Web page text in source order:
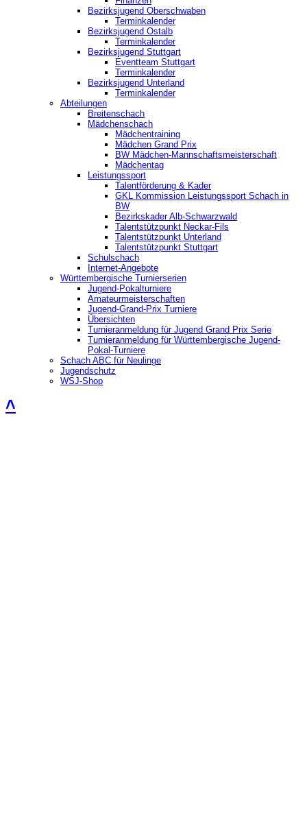
Bezirksjugend Oberschwaben
Terminkalender
Bezirksjugend Ostalb
Terminkalender
Bezirksjugend Stuttgart
‎Eventteam Stuttgart
Terminkalender
Bezirksjugend Unterland
Terminkalender
Abteilungen
Breitenschach
Mädchenschach
Mädchentraining
Mädchen Grand Prix
BW Mädchen-Mannschaftsmeisterschaft
Mädchentag
Leistungssport
Talentförderung & Kader
GKL Kommission Leistungssport Schach in
BW
Bezirkskader Alb-Schwarzwald
Talentstützpunkt Neckar-Fils
Talentstützpunkt Unterland
Talentstützpunkt Stuttgart
Schulschach
Internet-Angebote
Württembergische Turnierserien
Jugend-Pokalturniere
Amateurmeisterschaften
Jugend-Grand-Prix Turniere
Übersichten
Turnieranmeldung für Jugend Grand Prix Serie
Turnieranmeldung für Württembergische Jugend-
Pokal-Turniere
Schach ABC für Neulinge
Jugendschutz
WSJ-Shop
˄